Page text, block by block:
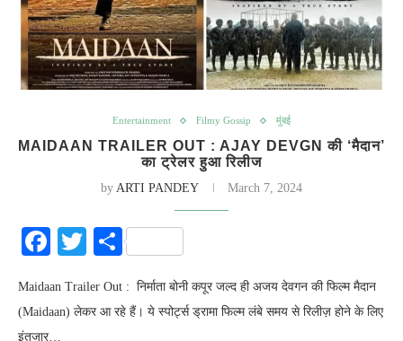
Entertainment Filmy Gossip मुंबई
MAIDAAN TRAILER OUT : AJAY DEVGN की ‘मैदान’
का ट्रेलर हुआ रिलीज
by ARTI PANDEY March 7, 2024
Facebook
Twitter
Share
Maidaan Trailer Out : निर्माता बोनी कपूर जल्द ही अजय देवगन की फिल्म मैदान
(Maidaan) लेकर आ रहे हैं। ये स्पोर्ट्स ड्रामा फिल्म लंबे समय से रिलीज़ होने के लिए
इंतजार…